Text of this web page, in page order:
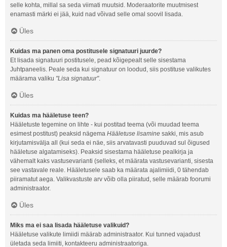
selle kohta, millal sa seda viimati muutsid. Moderaatorite muutmisest
enamasti märki ei jää, kuid nad võivad selle omal soovil lisada.
Üles
Kuidas ma panen oma postitusele signatuuri juurde?
Et lisada signatuuri postitusele, pead kõigepealt selle sisestama
Juhtpaneelis. Peale seda kui signatuur on loodud, siis postituse valikutes
määrama valiku "Lisa signatuur".
Üles
Kuidas ma hääletuse teen?
Hääletuste tegemine on lihte - kui postitad teema (või muudad teema
esimest postitust) peaksid nägema Hääletuse lisamine sakki, mis asub
kirjutamisvälja all (kui seda ei näe, siis arvatavasti puuduvad sul õigused
hääletuse algatamiseks). Peaksid sisestama hääletuse pealkirja ja
vähemalt kaks vastusevarianti (selleks, et määrata vastusevarianti, sisesta
see vastavale reale. Hääletusele saab ka määrata ajalimiidi, 0 tähendab
piiramatut aega. Valikvastuste arv võib olla piiratud, selle määrab foorumi
administraator.
Üles
Miks ma ei saa lisada hääletuse valikuid?
Hääletuse valikute limiidi määrab administraator. Kui tunned vajadust
ületada seda limiiti, kontakteeru administraatoriga.